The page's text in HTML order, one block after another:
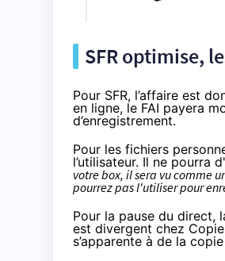
SFRoptimise,
Pour SFR, l’affaire est
en ligne, le FAI payera
d’enregistrement.
Pour les fichiers
l’utilisateur. Il ne pourra
votre box, il sera vu comme
pourrez pas l'utiliser pour
Pour la pause du direct,
est divergent chez
s’apparente à de la